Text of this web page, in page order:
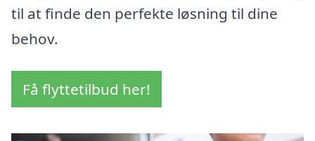
til at finde den perfekte løsning til dine
behov.
Få flyttetilbud her!